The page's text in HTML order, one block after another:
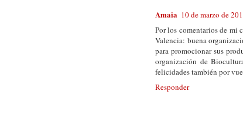
Amaia 10 de marzo de
Por los comentarios de mi
Valencia: buena
para promocionar sus
organización de
felicidades también por
Responder